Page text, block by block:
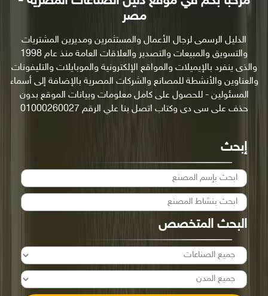
مصر
الدليل الرسمى لرجال الأعمال والمستثمرين ومديرين المشتريات
والتسويق والمبيعات والتصدير والعلاقات العامة منذ عام 1998
والذى ينفرد بالإيميلات والمواقع الإلكترونية والموبايلات والتليفونات
والعناوين والأنشطة للمصانع والشركات المصرية بالإضافة إلى أسماء
المسئولين - للحصول على كامل معلومات وبيانات الموقع بدون
حذف على سى دى وكتاب اتصل بنا علي الرقم 01000260027
إبحث
البحث المتخصص